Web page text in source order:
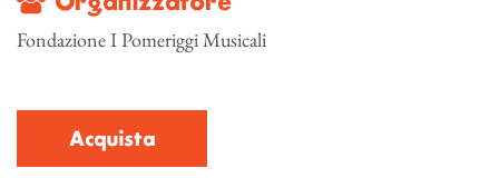
Fondazione I Pomeriggi Musicali
Acquista